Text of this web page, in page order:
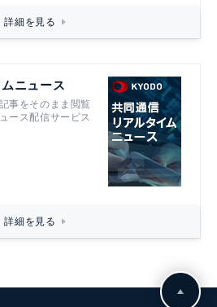
詳細を見る
ニュース
事をそのまま閲覧
ース配信サービス
詳細を見る